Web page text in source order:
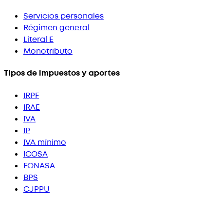
Servicios personales
Régimen general
Literal E
Monotributo
Tipos de impuestos y aportes
IRPF
IRAE
IVA
IP
IVA mínimo
ICOSA
FONASA
BPS
CJPPU